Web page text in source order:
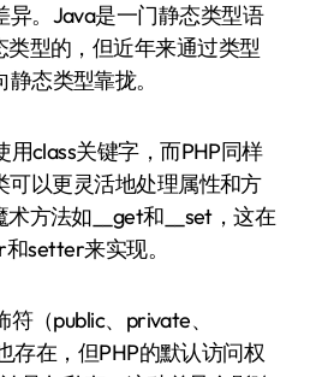
异。Java是一门静态类型语
型的，但近年来通过类型
态类型靠拢。
class关键字，而PHP同样
可以更灵活地处理属性和方
方法如__get和__set，这在
setter来实现。
（public、private、
存在，但PHP的默认访问权